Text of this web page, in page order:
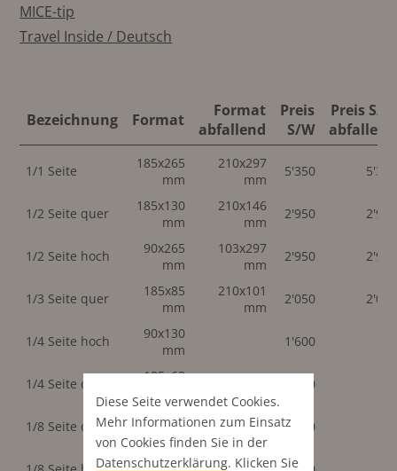
MICE-tip
Travel Inside / Deutsch
Bezeichnung Format
Format
abfallend
Preis
S/W
Preis S/W
abfallend
1/1 Seite
185x265
mm
210x297
mm
5'350 5'350
1/2 Seite quer
185x130
mm
210x146
mm
2'950 2'950
1/2 Seite hoch
90x265
mm
103x297
mm
2'950 2'950
1/3 Seite quer
185x85
mm
210x101
mm
2'050 2'050
1/4 Seite hoch
90x130
mm
1'600
1/4 Seite quer
185x63
1'600
1/8 Seite quer
185x29
mm
900
90x63
Diese Seite verwendet Cookies.
Mehr Informationen zum Einsatz
von Cookies finden Sie in der
Datenschutz­erklärung. Klicken Sie